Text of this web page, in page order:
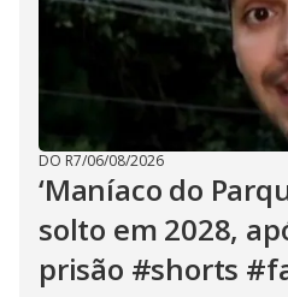
DO R7/06/08/2026
‘Maníaco do
solto em 2028,
prisão #shorts